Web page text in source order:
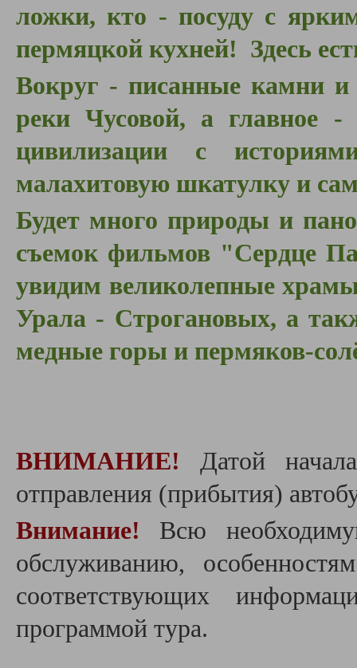
ложки, кто - посуду с
пермяцкой кухней! Здесь
Вокруг - писанные камни и
реки Чусовой, а главное -
цивилизации с
малахитовую шкатулку и
Будет много природы и
съемок фильмов "Сердце
увидим великолепные
Урала - Строгановых, а
медные горы и пермяков-
ВНИМАНИЕ! Датой
отправления (прибытия)
Внимание!
Всю
обслуживанию,
соответствующих
программой тура.